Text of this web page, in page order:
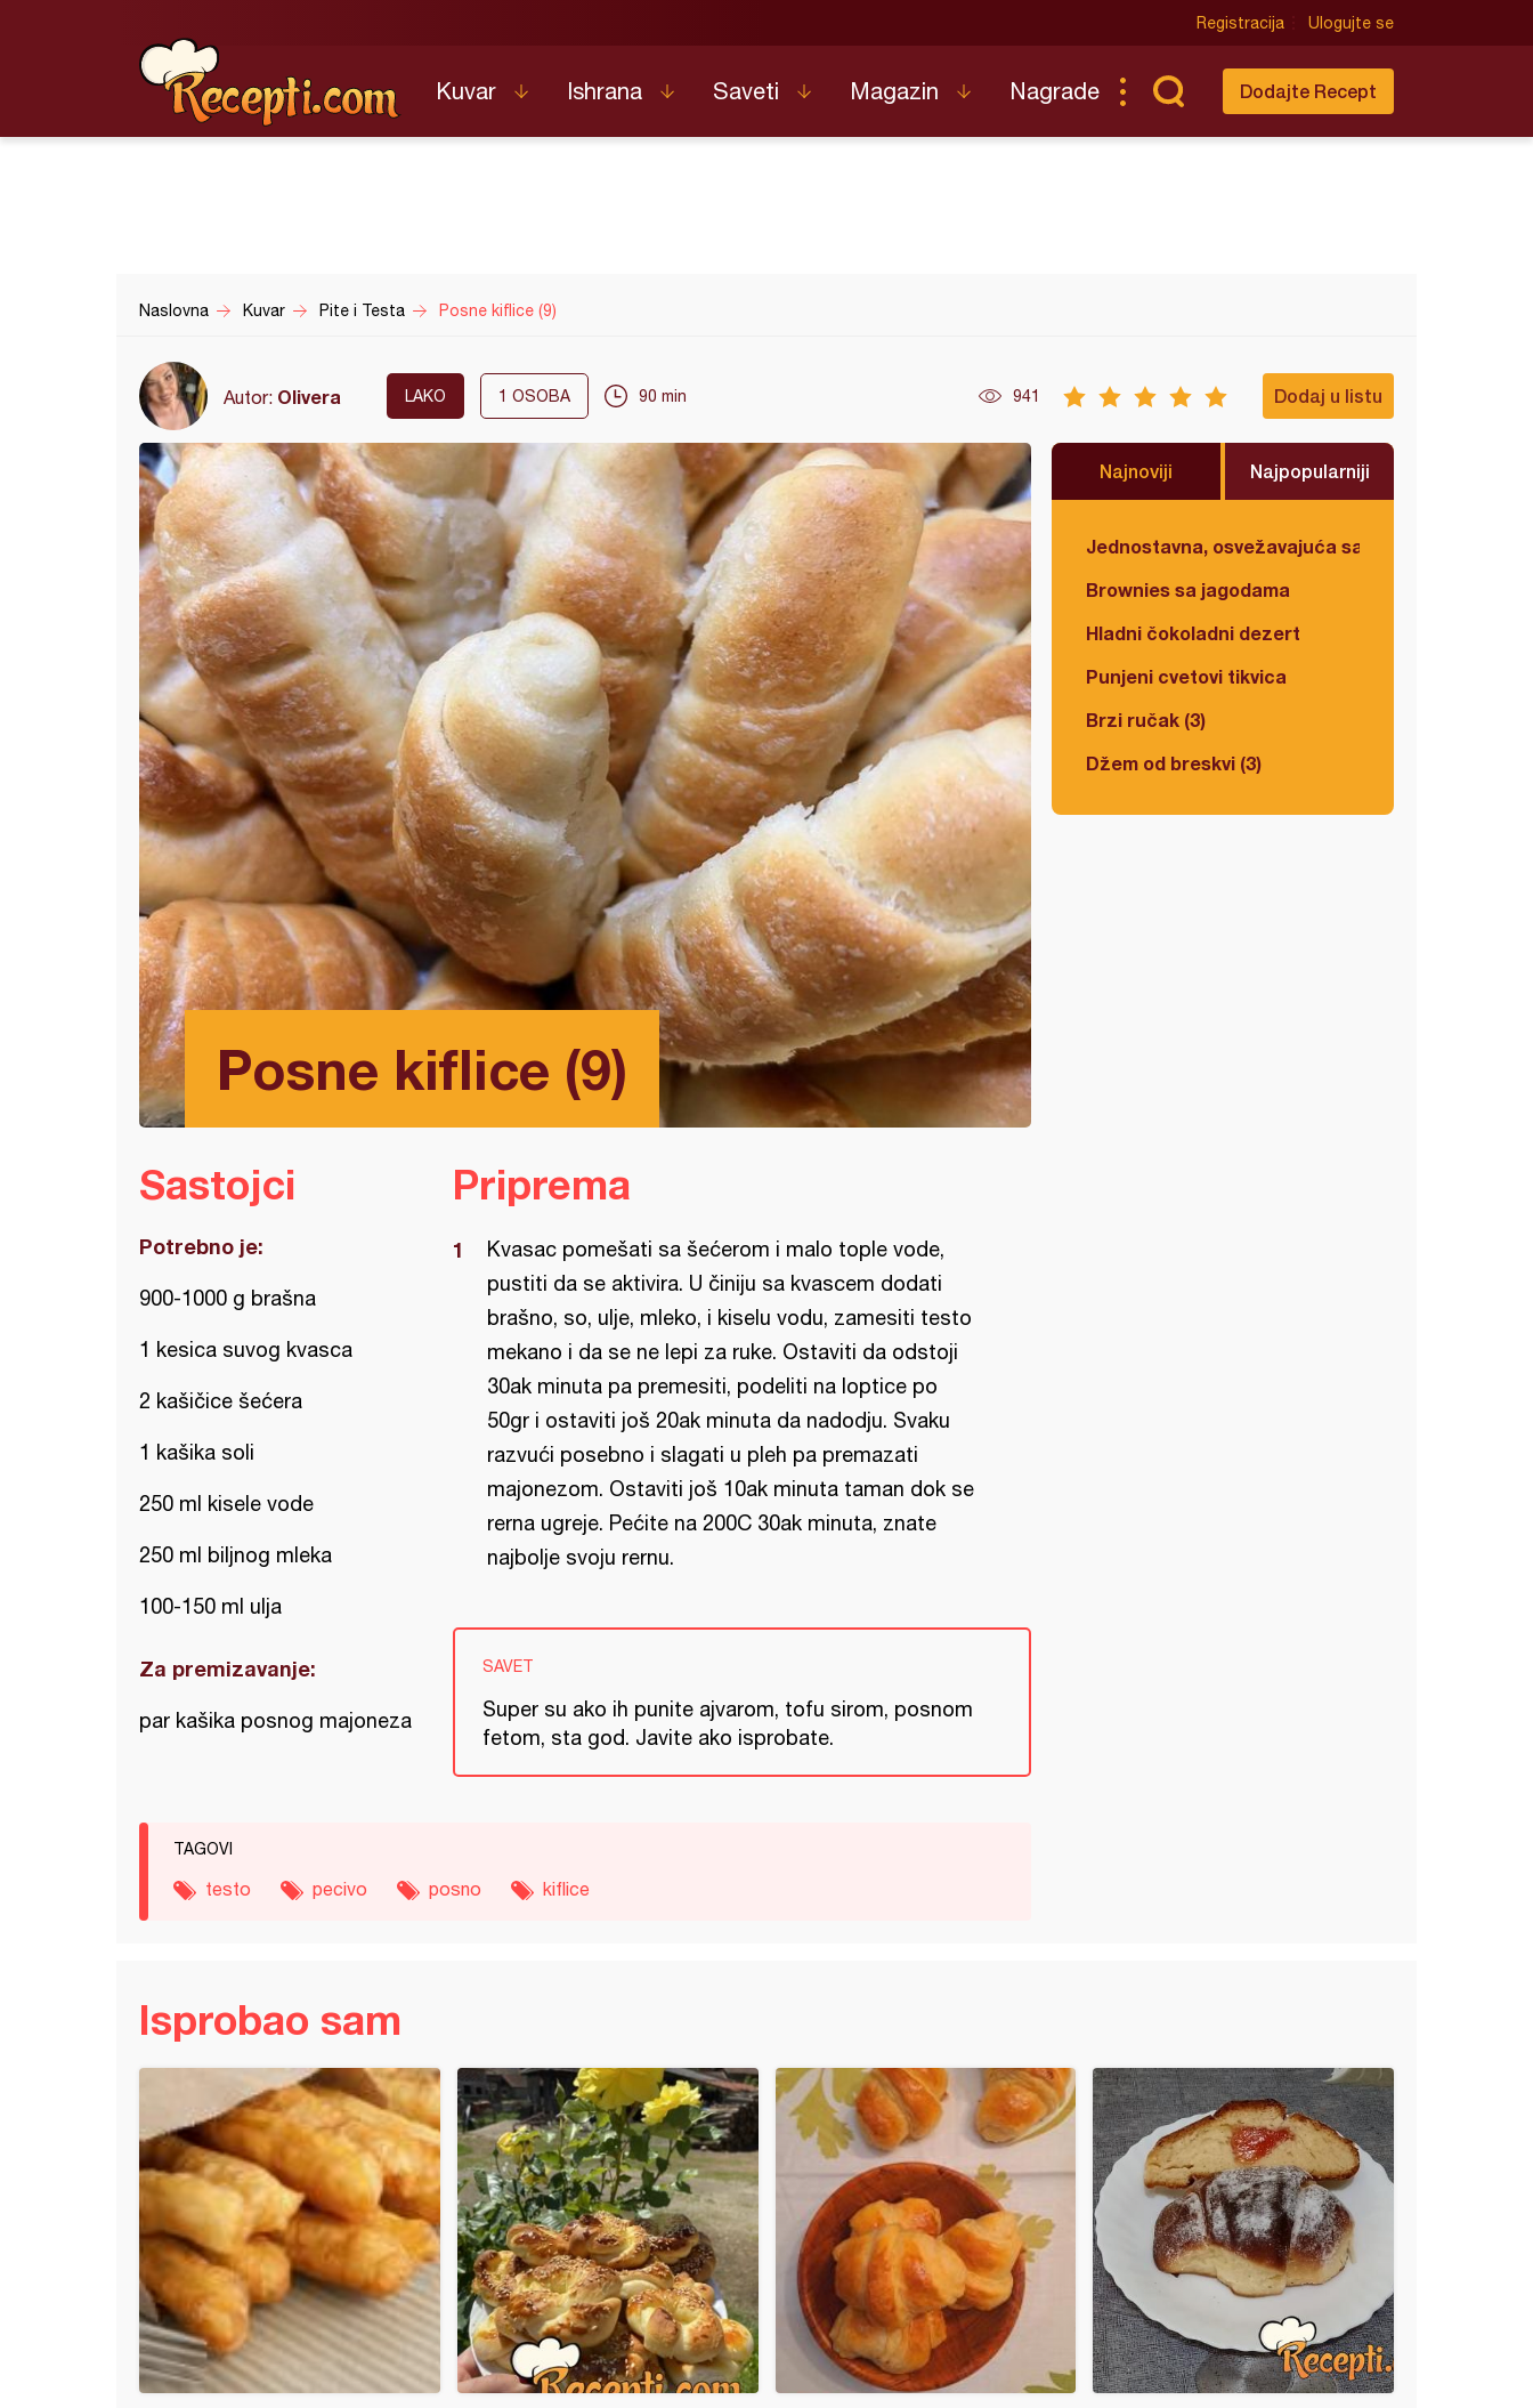
Registracija Ulogujte se
Kuvar Ishrana Saveti Magazin Nagrade Dodajte Recept
Naslovna Kuvar Pite i Testa Posne kiflice (9)
Autor: Olivera LAKO 1 OSOBA 90 min 941 Dodaj u listu
Posne kiflice (9)
Najnoviji Najpopularniji
Jednostavna, osvežavajuća salata
Brownies sa jagodama
Hladni čokoladni dezert
Punjeni cvetovi tikvica
Brzi ručak (3)
Džem od breskvi (3)
Sastojci
Potrebno je:
900-1000 g brašna
1 kesica suvog kvasca
2 kašičice šećera
1 kašika soli
250 ml kisele vode
250 ml biljnog mleka
100-150 ml ulja
Za premizavanje:
par kašika posnog majoneza
Priprema
Kvasac pomešati sa šećerom i malo tople vode,
pustiti da se aktivira. U činiju sa kvascem dodati
brašno, so, ulje, mleko, i kiselu vodu, zamesiti testo
mekano i da se ne lepi za ruke. Ostaviti da odstoji
30ak minuta pa premesiti, podeliti na loptice po
50gr i ostaviti još 20ak minuta da nadodju. Svaku
razvući posebno i slagati u pleh pa premazati
majonezom. Ostaviti još 10ak minuta taman dok se
rerna ugreje. Pećite na 200C 30ak minuta, znate
najbolje svoju rernu.
SAVET
Super su ako ih punite ajvarom, tofu sirom, posnom
fetom, sta god. Javite ako isprobate.
TAGOVI
testo pecivo posno kiflice
Isprobao sam